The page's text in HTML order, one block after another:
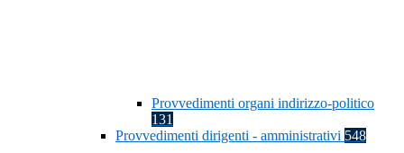
Provvedimenti organi indirizzo-politico
131
Provvedimenti dirigenti - amministrativi 548